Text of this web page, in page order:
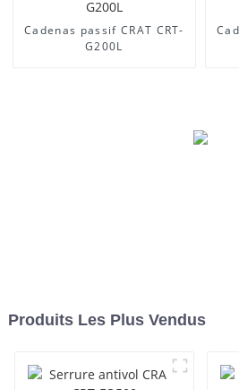
Cadenas passif CRAT CRT-
G200L
Produits Les Plus Vendus